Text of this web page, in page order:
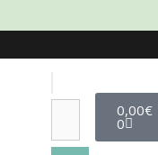
0,00€
0